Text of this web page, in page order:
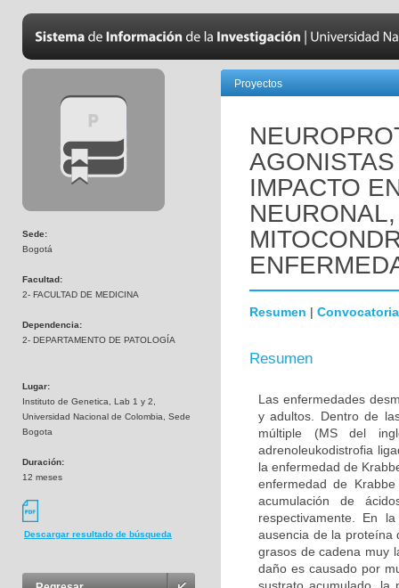
Sede:
Bogotá
Facultad:
2- FACULTAD DE MEDICINA
Dependencia:
2- DEPARTAMENTO DE PATOLOGÍA
Lugar:
Instituto de Genetica, Lab 1 y 2,
Universidad Nacional de Colombia, Sede
Bogota
Duración:
12 meses
Descargar resultado de búsqueda
Proyectos
IMPACTO
Resumen | Convocatoria
Resumen
Las enfermedades
y adultos. Dentro de
múltiple (MS del
adrenoleukodistrofia
la enfermedad de
enfermedad de
acumulación de
respectivamente. En
ausencia de la proteína
grasos de cadena muy
daño es causado por